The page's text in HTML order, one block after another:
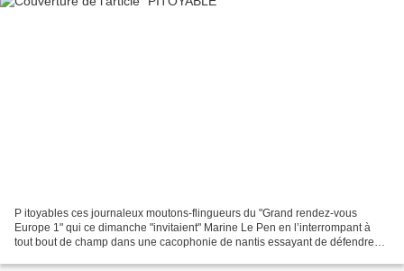
P itoyables ces journaleux moutons-flingueurs du "Grand rendez-vous
Europe 1" qui ce dimanche "invitaient" Marine Le Pen en l’interrompant à
tout bout de champ dans une cacophonie de nantis essayant de défendre